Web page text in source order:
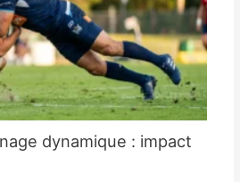
dynamique : impact